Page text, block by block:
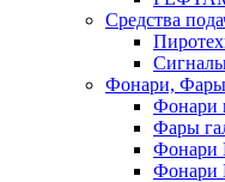
Средства
Фонари,
Фонари
Фары
Фонари
Фонари